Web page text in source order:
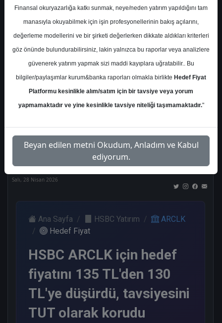
Ortalama Getiri Potansiyeli
Kurum Sayısı
17
6 4
Paralel
Get.
3
Üstü
Get.
2
Yok
1
1
Salı, 28 Nisan 2026
Ana Sayfa HSBC Yatırım
ARCLK
Hedef Fiyat
HSBC ARCLK için hedef
fiyatını 135 TL'den 130
TL'ye düşürdü, tavsiyesini
TUT olarak korudu
Finansal okuryazarlığa katkı sunmak, neye/neden yatırım yapıldığını tam
manasıyla okuyabilmek için işin profesyonellerinin bakış açılarını,
değerleme modellerini ve bir şirketi değerlerken dikkate aldıkları kriterleri
göz önünde bulundurabilirsiniz, lakin yalnızca bu raporlar veya analizlere
güvenerek yatırım yapmak sizi maddi kayıplara uğratabilir.. Bu
bilgiler/paylaşımlar kurum&banka raporları olmakla birlikte Hedef Fiyat
Platformu kesinlikle alım/satım için bir tavsiye veya yorum
yapmamaktadır ve yine kesinlikle tavsiye niteliği taşımamaktadır."
Beyan edilen metni Okudum, Anladım ve Kabul
ediyorum.